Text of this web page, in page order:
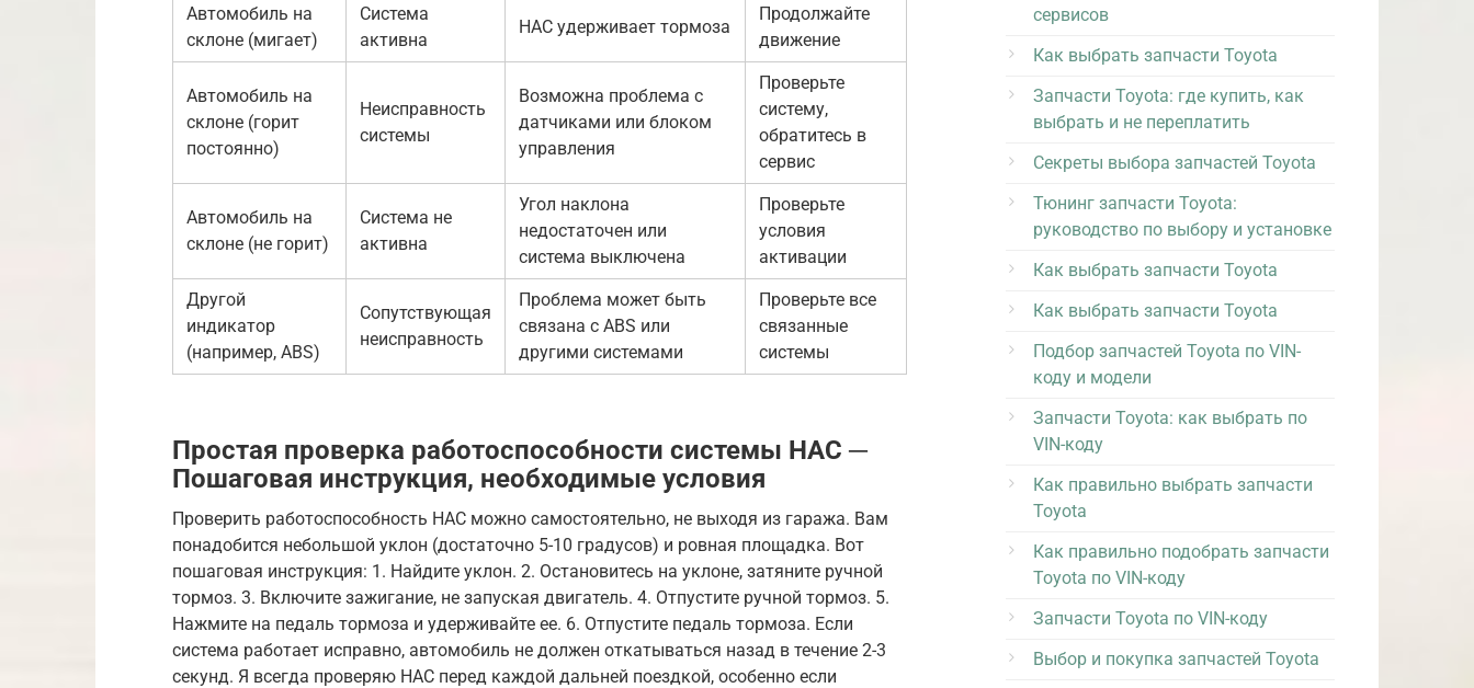
Автомобиль на
склоне (мигает)
Система
активна
HAC удерживает тормоза
Продолжайте
движение
Автомобиль на
склоне (горит
постоянно)
Неисправность
системы
Возможна проблема с
датчиками или блоком
управления
Проверьте
систему,
обратитесь в
сервис
Автомобиль на
склоне (не горит)
Система не
активна
Угол наклона
недостаточен или
система выключена
Проверьте
условия
активации
Другой
индикатор
(например, ABS)
Сопутствующая
неисправность
Проблема может быть
связана с ABS или
другими системами
Проверьте все
связанные
системы
Простая проверка работоспособности системы HAC ─
Пошаговая инструкция, необходимые условия
Проверить работоспособность HAC можно самостоятельно, не выходя из гаража. Вам
понадобится небольшой уклон (достаточно 5-10 градусов) и ровная площадка. Вот
пошаговая инструкция: 1. Найдите уклон. 2. Остановитесь на уклоне, затяните ручной
тормоз. 3. Включите зажигание, не запуская двигатель. 4. Отпустите ручной тормоз. 5.
Нажмите на педаль тормоза и удерживайте ее. 6. Отпустите педаль тормоза. Если
система работает исправно, автомобиль не должен откатываться назад в течение 2-3
секунд. Я всегда проверяю HAC перед каждой дальней поездкой, особенно если
сервисов
Как выбрать запчасти Toyota
Запчасти Toyota: где купить, как
выбрать и не переплатить
Секреты выбора запчастей Toyota
Тюнинг запчасти Toyota:
руководство по выбору и установке
Как выбрать запчасти Toyota
Как выбрать запчасти Toyota
Подбор запчастей Toyota по VIN-
коду и модели
Запчасти Toyota: как выбрать по
VIN-коду
Как правильно выбрать запчасти
Toyota
Как правильно подобрать запчасти
Toyota по VIN-коду
Запчасти Toyota по VIN-коду
Выбор и покупка запчастей Toyota